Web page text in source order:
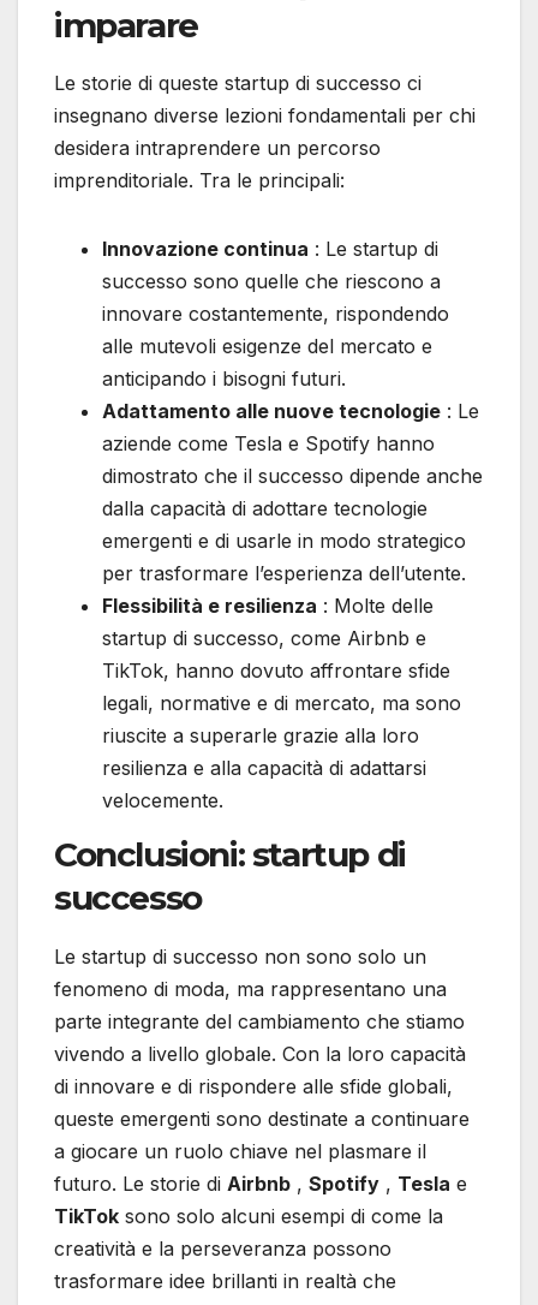
imparare
Le storie di queste startup di successo ci
insegnano diverse lezioni fondamentali per chi
desidera intraprendere un percorso
imprenditoriale. Tra le principali:
Innovazione continua : Le startup di
successo sono quelle che riescono a
innovare costantemente, rispondendo
alle mutevoli esigenze del mercato e
anticipando i bisogni futuri.
Adattamento alle nuove tecnologie : Le
aziende come Tesla e Spotify hanno
dimostrato che il successo dipende anche
dalla capacità di adottare tecnologie
emergenti e di usarle in modo strategico
per trasformare l’esperienza dell’utente.
Flessibilità e resilienza : Molte delle
startup di successo, come Airbnb e
TikTok, hanno dovuto affrontare sfide
legali, normative e di mercato, ma sono
riuscite a superarle grazie alla loro
resilienza e alla capacità di adattarsi
velocemente.
Conclusioni: startup di
successo
Le startup di successo non sono solo un
fenomeno di moda, ma rappresentano una
parte integrante del cambiamento che stiamo
vivendo a livello globale. Con la loro capacità
di innovare e di rispondere alle sfide globali,
queste emergenti sono destinate a continuare
a giocare un ruolo chiave nel plasmare il
futuro. Le storie di Airbnb , Spotify , Tesla e
TikTok sono solo alcuni esempi di come la
creatività e la perseveranza possono
trasformare idee brillanti in realtà che